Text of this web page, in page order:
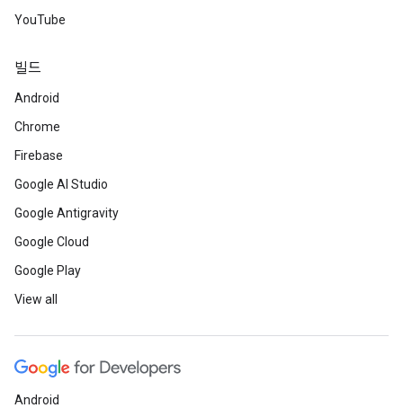
YouTube
빌드
Android
Chrome
Firebase
Google AI Studio
Google Antigravity
Google Cloud
Google Play
View all
Android